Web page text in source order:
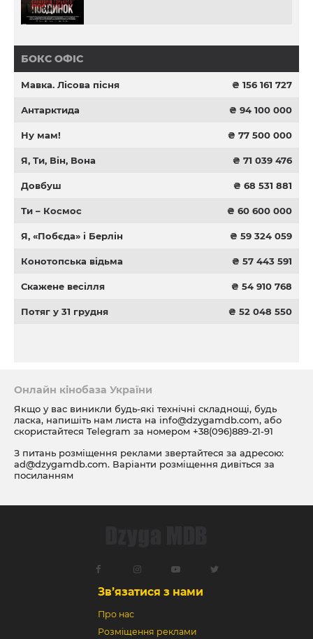
БОКС ОФІС
Мавка. Лісова пісня ₴ 156 161 727
Антарктида ₴ 94 100 000
Ну мам! ₴ 77 500 000
Я, Ти, Він, Вона ₴ 71 039 476
Довбуш ₴ 68 531 881
Ти – Космос ₴ 60 600 000
Я, «Побєда» і Берлін ₴ 59 324 059
Конотопська відьма ₴ 57 443 591
Скажене весілля ₴ 54 910 768
Потяг у 31 грудня ₴ 52 048 550
Онлайн кінобаза України
Якщо у вас виникли будь-які технічні складнощі, будь
ласка, напишіть нам листа на info@dzygamdb.com, або
скористайтеся Telegram за номером +38(096)889-21-91
З питань розміщення реклами звертайтеся за адресою:
ad@dzygamdb.com. Варіанти розміщення дивіться за
посиланням
Зв’язатися з нами
Про нас
Розміщення реклами